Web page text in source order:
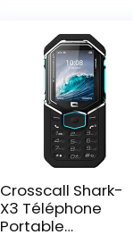
Crosscall Shark-
X3 Téléphone
Portable